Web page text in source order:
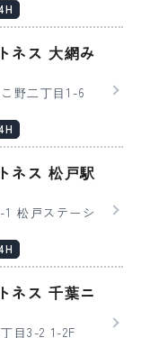
ネス 大網み
野二丁目1-6
ネス 松戸駅
1 松戸ステーシ
ネス 千葉ニ
目3-2 1-2F